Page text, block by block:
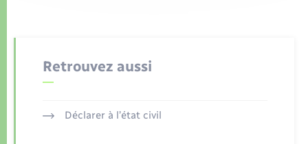
Retrouvez aussi
Déclarer à l’état civil